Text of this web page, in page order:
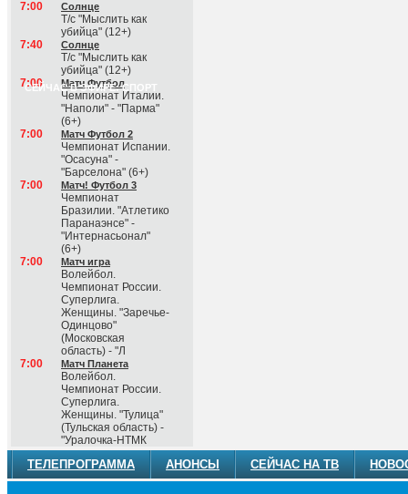
7:00 Солнце
Т/с "Мыслить как
убийца" (12+)
7:40
Солнце
Т/с "Мыслить как
убийца" (12+)
СЕЙЧАС В ЭФИРЕ: СПОРТ
7:00 Матч Футбол
Чемпионат Италии.
"Наполи" - "Парма"
(6+)
7:00
Матч Футбол 2
Чемпионат Испании.
"Осасуна" -
"Барселона" (6+)
7:00
Матч! Футбол 3
Чемпионат
Бразилии. "Атлетико
Паранаэнсе" -
"Интернасьонал"
(6+)
7:00
Матч игра
Волейбол.
Чемпионат России.
Суперлига.
Женщины. "Заречье-
Одинцово"
(Московская
область) - "Л
7:00
Матч Планета
Волейбол.
Чемпионат России.
Суперлига.
Женщины. "Тулица"
(Тульская область) -
"Уралочка-НТМК
ТЕЛЕПРОГРАММА АНОНСЫ СЕЙЧАС НА ТВ